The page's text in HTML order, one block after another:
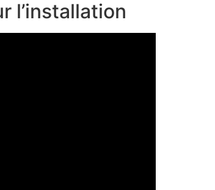
l’installation